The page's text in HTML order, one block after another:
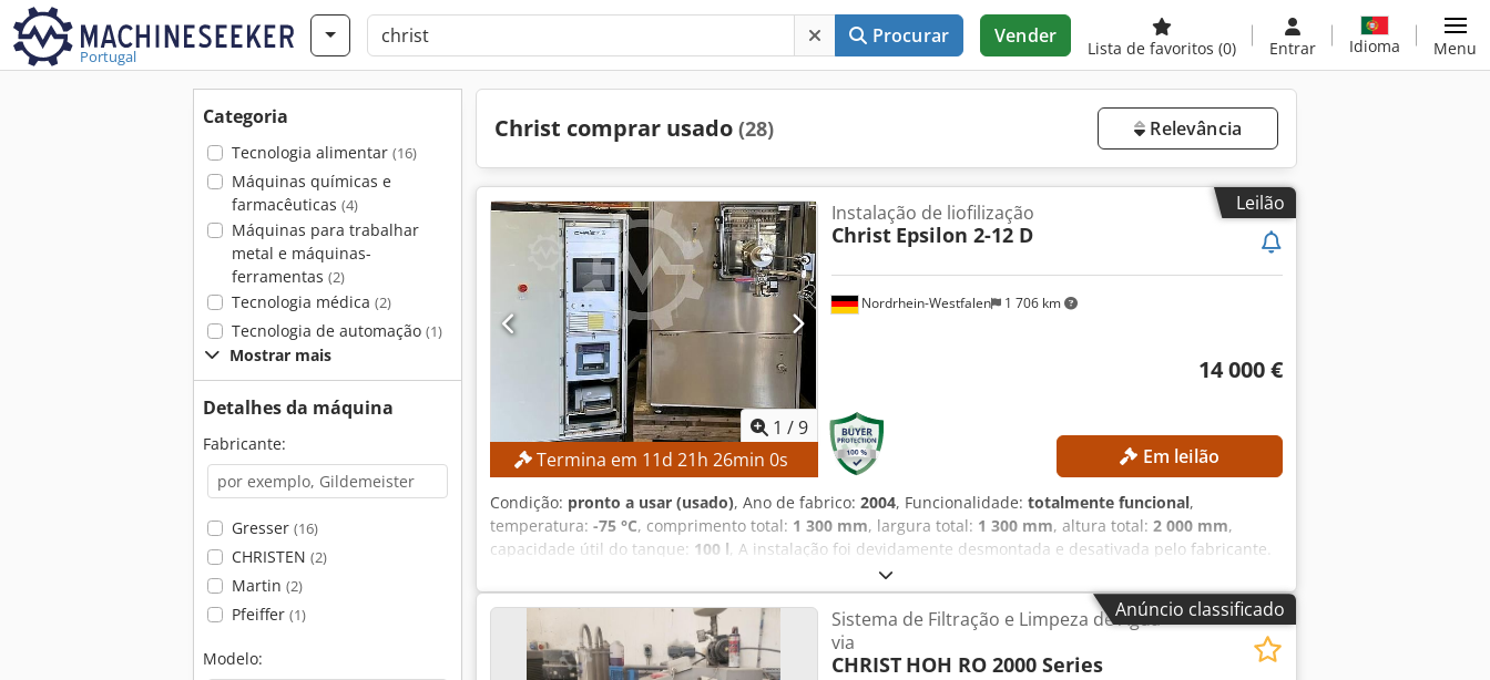
Portugal
Procurar Vender
Lista de favoritos (0) Entrar Idioma Menu
Categoria
Tecnologia alimentar (16)
Máquinas químicas e
farmacêuticas (4)
Máquinas para trabalhar
metal e máquinas-
ferramentas (2)
Tecnologia médica (2)
Tecnologia de automação (1)
Mostrar mais
Detalhes da máquina
Fabricante:
Gresser (16)
CHRISTEN (2)
Martin (2)
Pfeiffer (1)
Modelo:
Christ comprar usado (28) Relevância
Leilão
1 /9
Termina em 11d 21h 25min 59s
Nordrhein-Westfalen 1 706 km
Instalação de liofilização
Christ Epsilon 2-12 D
14 000 €
Em leilão
Condição: pronto a usar (usado), Ano de fabrico: 2004, Funcionalidade: totalmente funcional,
temperatura: -75 °C, comprimento total: 1 300 mm, largura total: 1 300 mm, altura total: 2 000 mm,
capacidade útil do tanque: 100 l, A instalação foi devidamente desmontada e desativada pelo fabricante.
As placas foram agrupadas. DETALHES TÉCNICOS Volume do condensador de gelo: 100 l Capacidade do
condensador de gelo: 12 kg Desempenho do condensador de gelo: 8 g/24 h Djdpfx Afjzrfa Dshock
Temperatura do condensador de gelo: −75 °C DETALHES DA MÁQUINA Dimensões Espaço necessário para
a instalação de liofilização: 1.300 × 1.300 × 2.000 mm Espaço necessário para o componente adicional:
1.800 × 600 × 2.000 mm
Anúncio classificado
Sistema de Filtração e Limpeza de Água
via
CHRIST HOH RO 2000 Series